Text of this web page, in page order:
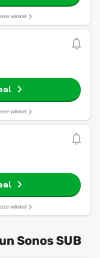
winkel
winkel
winkel
Sonos SUB